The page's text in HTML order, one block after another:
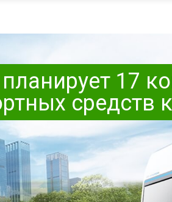
17
средств